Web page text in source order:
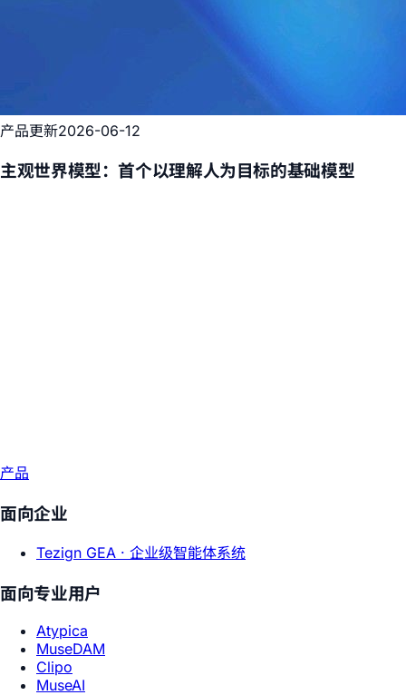
产品更新2026-06-12
主观世界模型：首个以理解人为目标的基础模型
产品
面向企业
Tezign GEA · 企业级智能体系统
面向专业用户
Atypica
MuseDAM
Clipo
MuseAI